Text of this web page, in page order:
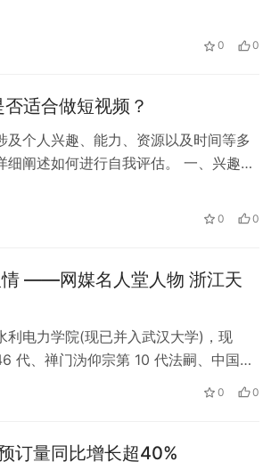
注形式。例如，电影解说和电视桥段
0 0
适合做短视频？
个人兴趣、能力、资源以及时间等多
阐述如何进行自我评估。 一、兴趣与
领域或话题的热爱，很难持续创作出
0 0
——网媒名人堂人物 浙江天
利电力学院(现已并入武汉大学)，现
代、禅门沩仰宗第 10 代法嗣、中国孔
术研究中心主要创办人、中国玉观音
0 0
订量同比增长超40%